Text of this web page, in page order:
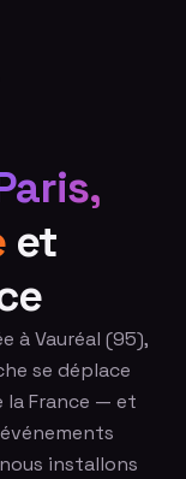
et
à Vauréal (95),
se déplace
la France — et
installons